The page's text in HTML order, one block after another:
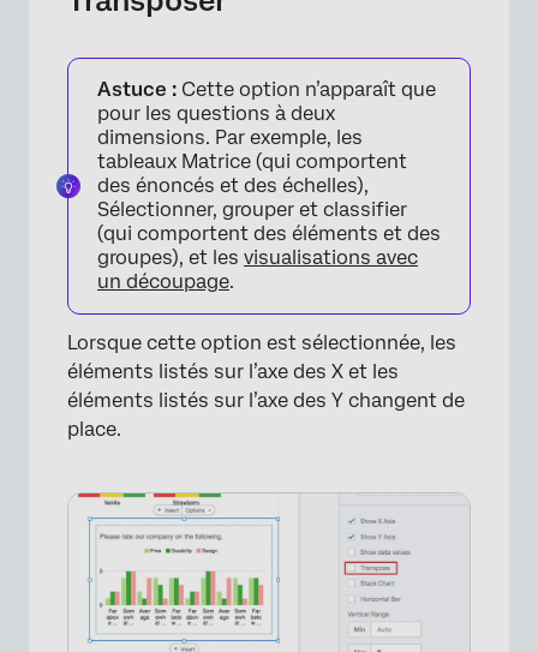
×
Astuce : Cette option n’apparaît que
pour les questions à deux
dimensions. Par exemple, les
tableaux Matrice (qui comportent
des énoncés et des échelles),
Sélectionner, grouper et classifier
(qui comportent des éléments et des
groupes), et les visualisations avec
un découpage.
Lorsque cette option est sélectionnée, les
éléments listés sur l’axe des X et les
éléments listés sur l’axe des Y changent de
place.